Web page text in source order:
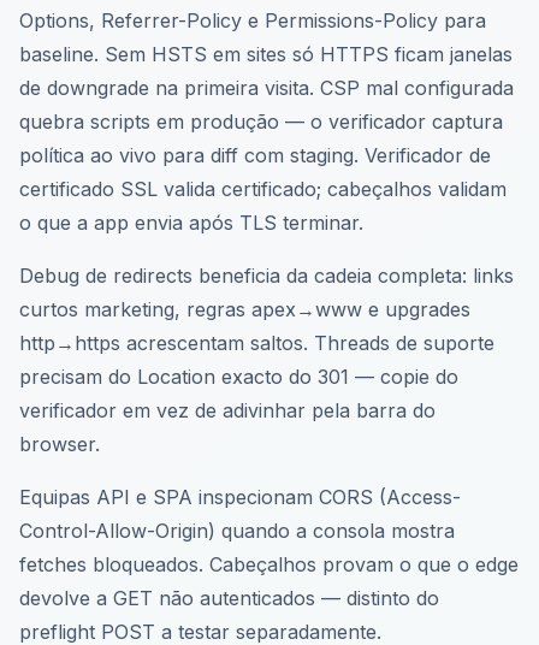
Options, Referrer-Policy e Permissions-Policy para
baseline. Sem HSTS em sites só HTTPS ficam janelas
de downgrade na primeira visita. CSP mal configurada
quebra scripts em produção — o verificador captura
política ao vivo para diff com staging. Verificador de
certificado SSL valida certificado; cabeçalhos validam
o que a app envia após TLS terminar.
Debug de redirects beneficia da cadeia completa: links
curtos marketing, regras apex→www e upgrades
http→https acrescentam saltos. Threads de suporte
precisam do Location exacto do 301 — copie do
verificador em vez de adivinhar pela barra do
browser.
Equipas API e SPA inspecionam CORS (Access-
Control-Allow-Origin) quando a consola mostra
fetches bloqueados. Cabeçalhos provam o que o edge
devolve a GET não autenticados — distinto do
preflight POST a testar separadamente.